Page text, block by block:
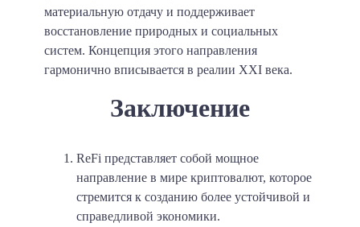
материальную отдачу и поддерживает
восстановление природных и социальных
систем. Концепция этого направления
гармонично вписывается в реалии XXI века.
Заключение
ReFi представляет собой мощное
направление в мире криптовалют, которое
стремится к созданию более устойчивой и
справедливой экономики.